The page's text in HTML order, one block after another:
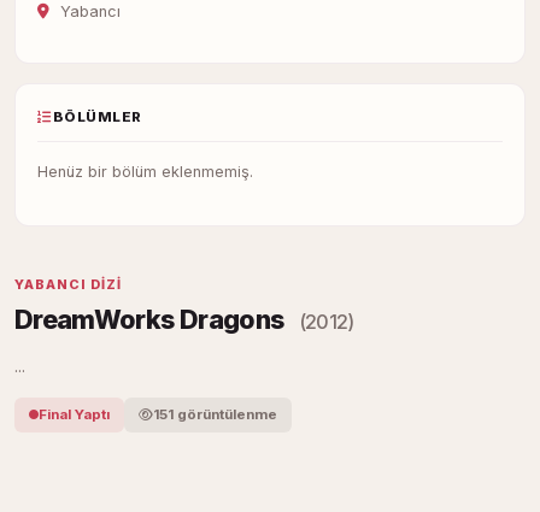
Yabancı
BÖLÜMLER
Henüz bir bölüm eklenmemiş.
YABANCI DIZI
DreamWorks Dragons (2012)
...
Final Yaptı 151 görüntülenme